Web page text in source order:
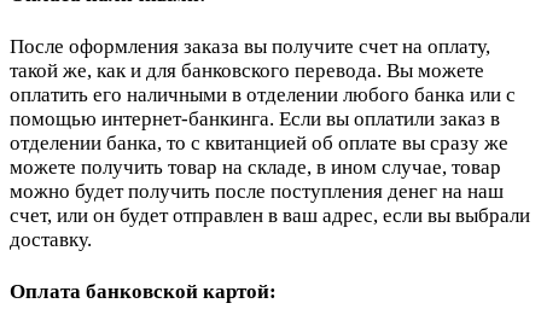
После оформления заказа вы получите счет на оплату,
такой же, как и для банковского перевода. Вы можете
оплатить его наличными в отделении любого банка или с
помощью интернет-банкинга. Если вы оплатили заказ в
отделении банка, то с квитанцией об оплате вы сразу же
можете получить товар на складе, в ином случае, товар
можно будет получить после поступления денег на наш
счет, или он будет отправлен в ваш адрес, если вы выбрали
доставку.
Оплата банковской картой: